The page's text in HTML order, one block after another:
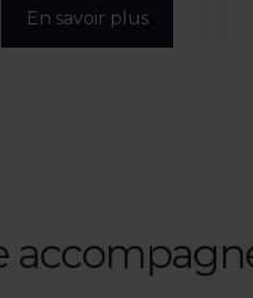
En savoir plus